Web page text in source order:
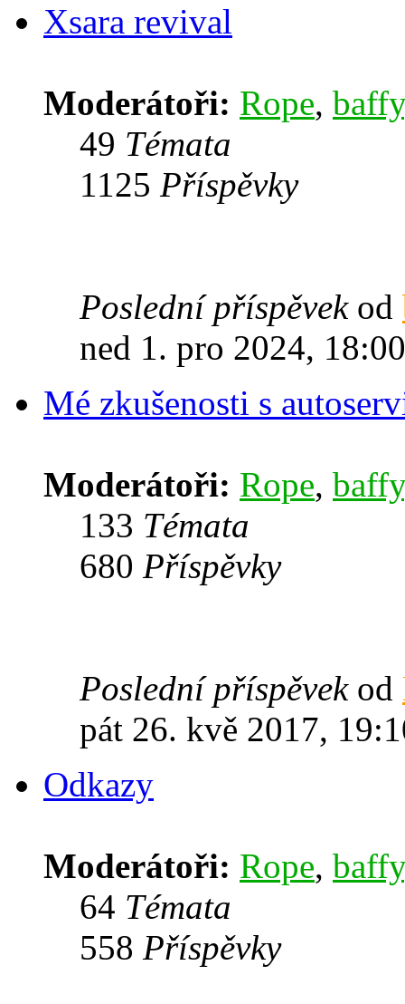
Xsara revival
Moderátoři: Rope, baffy
49 Témata
1125 Příspěvky
Poslední příspěvekod
ned 1. pro 2024, 18:00
Mé zkušenosti s
Moderátoři: Rope, baffy
133 Témata
680 Příspěvky
Poslední příspěvekod
pát 26. kvě 2017,
Odkazy
Moderátoři: Rope, baffy
64 Témata
558 Příspěvky